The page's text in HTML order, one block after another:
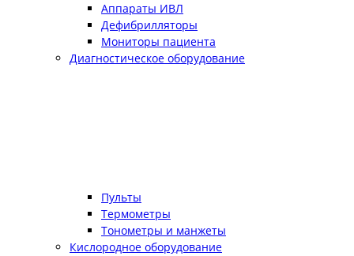
Аппараты ИВЛ
Дефибрилляторы
Мониторы пациента
Диагностическое оборудование
Пульты
Термометры
Тонометры и манжеты
Кислородное оборудование